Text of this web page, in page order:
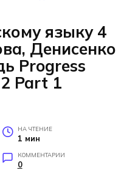
языку 4
Денисенко
Progress
Part 1
НА ЧТЕНИЕ
1 мин
КОММЕНТАРИИ
0